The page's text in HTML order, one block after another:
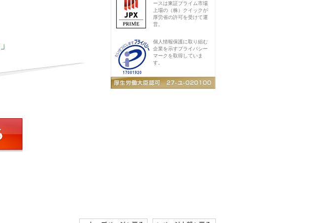
」
ースは東証プライム市場
上場の（株）クイックが
厚労省の許可を受けて運
営。
個人情報保護に取り組む
企業を示すプライバシー
マークを取得していま
す。